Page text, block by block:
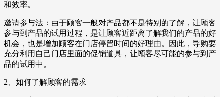
和效率。
邀请参与法：由于顾客一般对产品都不是特别的了解，让顾客
参与到产品的试用过程，是让顾客近距离了解我们的产品的好
机会，也是增加顾客在门店停留时间的好理由。因此，导购要
充分利用自己门店里面的促销道具，让顾客尽可能的参与到产
品的试用中。
2、如何了解顾客的需求